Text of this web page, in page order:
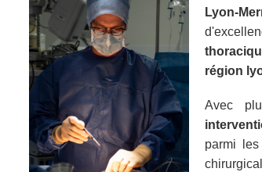
Lyon-
région
Avec
parmi